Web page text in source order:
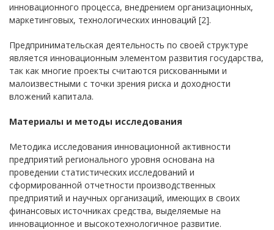
инновационного процесса, внедрением организационных,
маркетинговых, технологических инноваций [2].
Предпринимательская деятельность по своей структуре
является инновационным элементом развития государства,
так как многие проекты считаются рискованными и
малоизвестными с точки зрения риска и доходности
вложений капитала.
Материалы и методы исследования
Методика исследования инновационной активности
предприятий регионального уровня основана на
проведении статистических исследований и
сформированной отчетности производственных
предприятий и научных организаций, имеющих в своих
финансовых источниках средства, выделяемые на
инновационное и высокотехнологичное развитие.